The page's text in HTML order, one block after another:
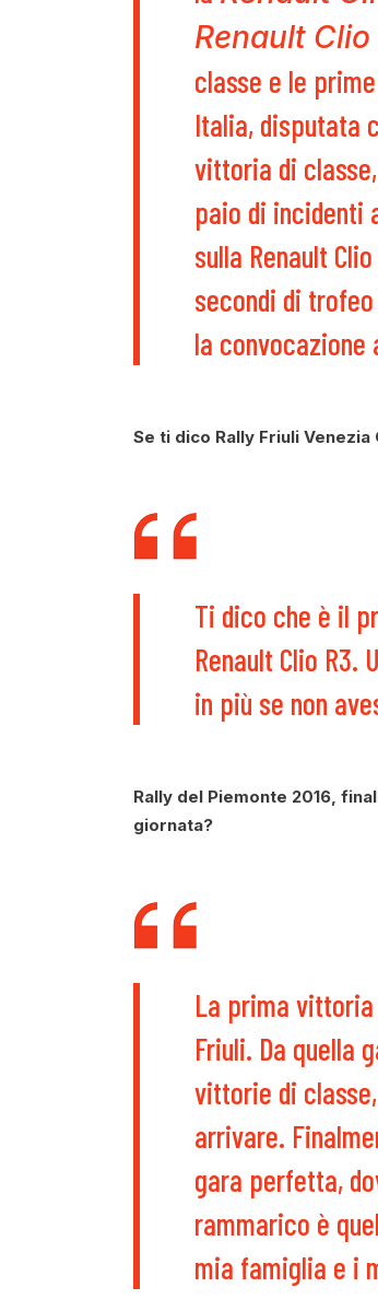
Renault
classe e le
Italia, disputata
vittoria di
paio di incidenti
sulla Renault
secondi di
la convocazione
Se ti dico Rally Friuli Venezia
Ti dico che è il
Renault Clio
in più se non
Rally del Piemonte 2016,
giornata?
La prima
Friuli. Da quella
vittorie di
arrivare.
gara perfetta,
rammarico è
mia famiglia e i